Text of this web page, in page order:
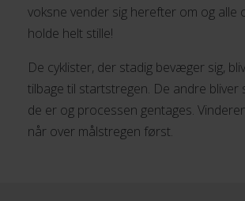
voksne vender sig herefter om og alle
holde helt stille!
De cyklister, der stadig bevæger sig,
tilbage til startstregen. De andre bliver
de er og processen gentages.
når over målstregen først.